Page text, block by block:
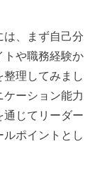
は、まず自己分
トや職務経験か
理してみまし
ケーション能力
通じてリーダー
ポイントとし